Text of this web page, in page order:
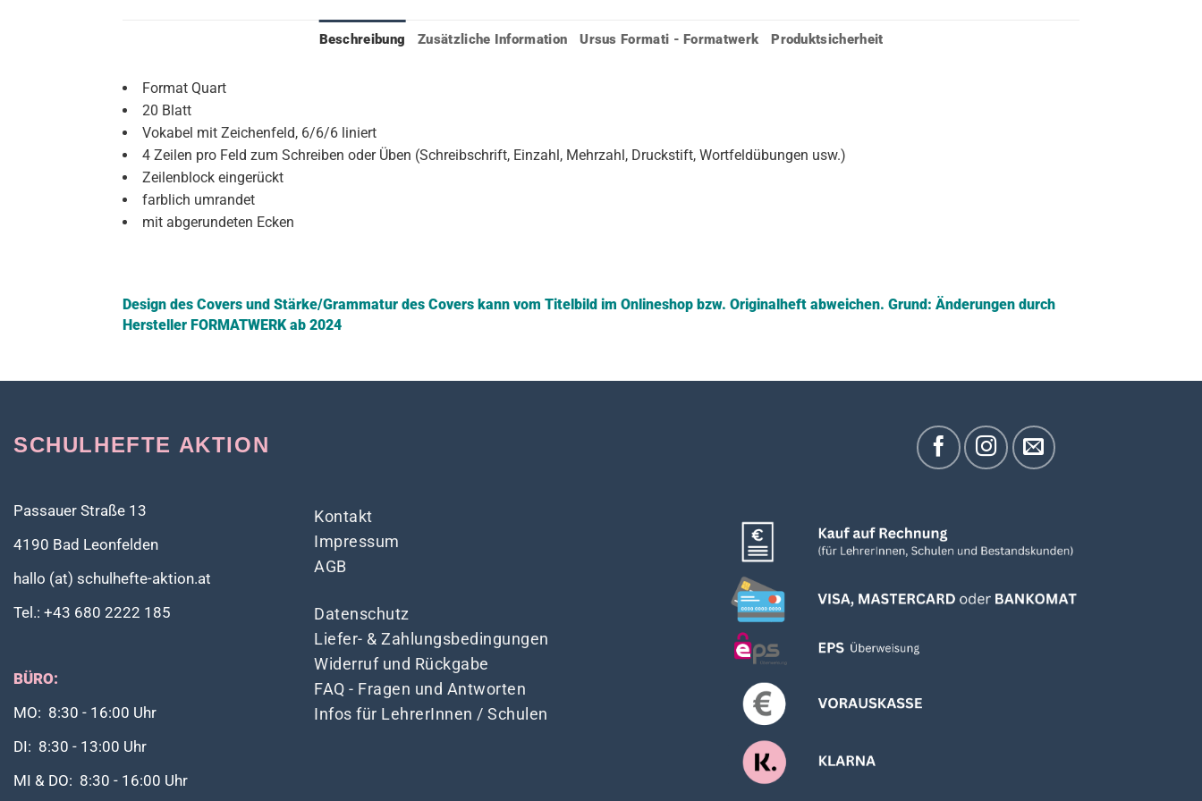
Beschreibung Zusätzliche Information Ursus Formati - Formatwerk Produktsicherheit
Format Quart
20 Blatt
Vokabel mit Zeichenfeld, 6/6/6 liniert
4 Zeilen pro Feld zum Schreiben oder Üben (Schreibschrift, Einzahl, Mehrzahl, Druckstift, Wortfeldübungen usw.)
Zeilenblock eingerückt
farblich umrandet
mit abgerundeten Ecken
Design des Covers und Stärke/Grammatur des Covers kann vom Titelbild im Onlineshop bzw. Originalheft abweichen. Grund: Änderungen durch
Hersteller FORMATWERK ab 2024
SCHULHEFTE AKTION
Passauer Straße 13
4190 Bad Leonfelden
hallo (at) schulhefte-aktion.at
Tel.: +43 680 2222 185
BÜRO:
MO: 8:30 - 16:00 Uhr
DI: 8:30 - 13:00 Uhr
MI & DO: 8:30 - 16:00 Uhr
Kontakt
Impressum
AGB
Datenschutz
Liefer- & Zahlungsbedingungen
Widerruf und Rückgabe
FAQ - Fragen und Antworten
Infos für LehrerInnen / Schulen